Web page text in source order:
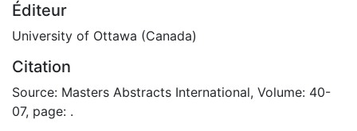
Éditeur
University of Ottawa (Canada)
Citation
Source: Masters Abstracts International, Volume: 40-
07, page: .